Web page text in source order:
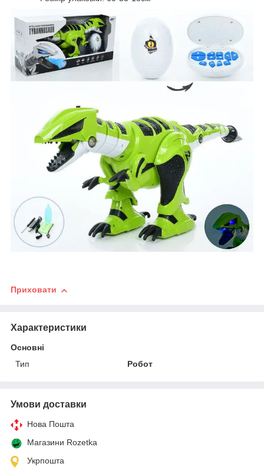
Приховати
Характеристики
Основні
Тип
Робот
Умови доставки
Нова Пошта
Магазини Rozetka
Укрпошта